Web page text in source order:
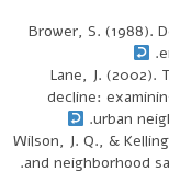
Brower, S. (1988).
Lane, J. (2002).
decline:
urban
Wilson, J. Q., &
and neighborhood